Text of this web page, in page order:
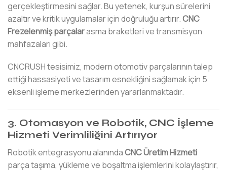
gerçekleştirmesini sağlar. Bu yetenek, kurşun sürelerini
azaltır ve kritik uygulamalar için doğruluğu artırır.CNC
Frezelenmiş parçalarasma braketleri ve transmisyon
mahfazaları gibi.
CNCRUSH tesisimiz, modern otomotiv parçalarının talep
ettiği hassasiyeti ve tasarım esnekliğini sağlamak için 5
eksenli işleme merkezlerinden yararlanmaktadır.
3. Otomasyon ve Robotik, CNC İşleme
Hizmeti Verimliliğini Artırıyor
Robotik entegrasyonu alanındaCNC Üretim Hizmeti
parça taşıma, yükleme ve boşaltma işlemlerini kolaylaştırır,